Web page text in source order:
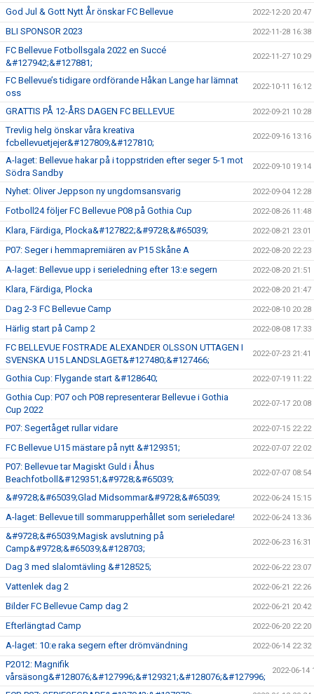
God Jul & Gott Nytt År önskar FC Bellevue 2022-12-20 20:47
BLI SPONSOR 2023 2022-11-28 16:38
FC Bellevue Fotbollsgala 2022 en Succé
&#127942;&#127881;
2022-11-27 10:29
FC Bellevue’s tidigare ordförande Håkan Lange har lämnat
oss
2022-10-11 16:12
GRATTIS PÅ 12-ÅRS DAGEN FC BELLEVUE 2022-09-21 10:28
Trevlig helg önskar våra kreativa
fcbellevuetjejer&#127809;&#127810;
2022-09-16 13:16
A-laget: Bellevue hakar på i toppstriden efter seger 5-1 mot
Södra Sandby
2022-09-10 19:14
Nyhet: Oliver Jeppson ny ungdomsansvarig 2022-09-04 12:28
Fotboll24 följer FC Bellevue P08 på Gothia Cup 2022-08-26 11:48
Klara, Färdiga, Plocka&#127822;&#9728;&#65039; 2022-08-21 23:01
P07: Seger i hemmapremiären av P15 Skåne A 2022-08-20 22:23
A-laget: Bellevue upp i serieledning efter 13:e segern 2022-08-20 21:51
Klara, Färdiga, Plocka 2022-08-20 21:47
Dag 2-3 FC Bellevue Camp 2022-08-10 20:28
Härlig start på Camp 2 2022-08-08 17:33
FC BELLEVUE FOSTRADE ALEXANDER OLSSON UTTAGEN I
SVENSKA U15 LANDSLAGET&#127480;&#127466;
2022-07-23 21:41
Gothia Cup: Flygande start &#128640; 2022-07-19 11:22
Gothia Cup: P07 och P08 representerar Bellevue i Gothia
Cup 2022
2022-07-17 20:08
P07: Segertåget rullar vidare 2022-07-15 22:22
FC Bellevue U15 mästare på nytt &#129351; 2022-07-07 22:02
P07: Bellevue tar Magiskt Guld i Åhus
Beachfotboll&#129351;&#9728;&#65039;
2022-07-07 08:54
&#9728;&#65039;Glad Midsommar&#9728;&#65039; 2022-06-24 15:15
A-laget: Bellevue till sommarupperhållet som serieledare! 2022-06-24 13:36
&#9728;&#65039;Magisk avslutning på
Camp&#9728;&#65039;&#128703;
2022-06-23 16:31
Dag 3 med slalomtävling &#128525; 2022-06-22 23:07
Vattenlek dag 2 2022-06-21 22:26
Bilder FC Bellevue Camp dag 2 2022-06-21 20:42
Efterlängtad Camp 2022-06-20 22:20
A-laget: 10:e raka segern efter drömvändning 2022-06-14 22:32
P2012: Magnifik
vårsäsong&#128076;&#127996;&#129321;&#128076;&#127996;
2022-06-14